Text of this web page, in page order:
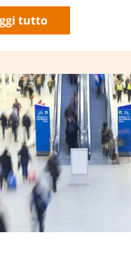
tutto